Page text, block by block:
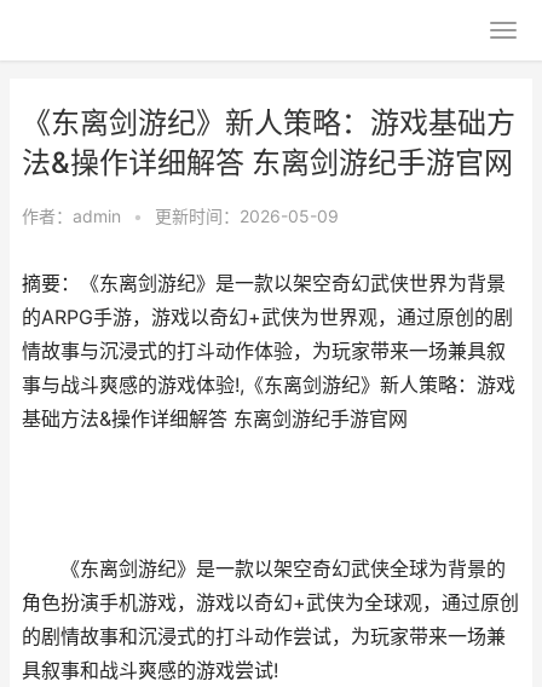
《东离剑游纪》新人策略：游戏基础方
法&操作详细解答 东离剑游纪手游官网
作者： admin • 更新时间：2026-05-09
摘要：《东离剑游纪》是一款以架空奇幻武侠世界为背景
的ARPG手游，游戏以奇幻+武侠为世界观，通过原创的剧
情故事与沉浸式的打斗动作体验，为玩家带来一场兼具叙
事与战斗爽感的游戏体验!,《东离剑游纪》新人策略：游戏
基础方法&操作详细解答 东离剑游纪手游官网
《东离剑游纪》是一款以架空奇幻武侠全球为背景的
角色扮演手机游戏，游戏以奇幻+武侠为全球观，通过原创
的剧情故事和沉浸式的打斗动作尝试，为玩家带来一场兼
具叙事和战斗爽感的游戏尝试!